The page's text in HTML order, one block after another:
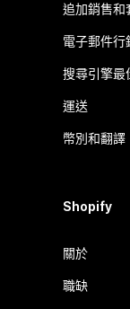
追加銷售和
電子郵件行
搜尋引擎最
運送
幣別和翻譯
Shopify
關於
職缺